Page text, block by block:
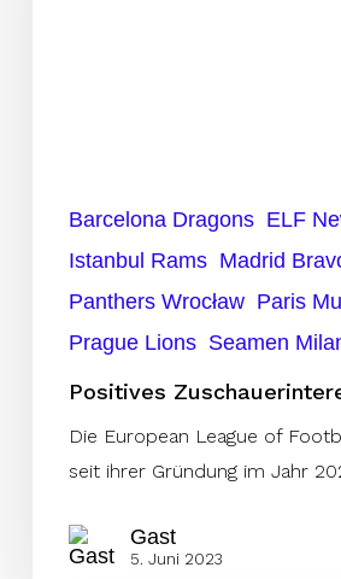
Barcelona Dragons ELF
Istanbul Rams Madrid
Panthers Wrocław Paris
Prague Lions Seamen
Positives
Die European League of
seit ihrer Gründung im Jahr
Gast
5. Juni 2023